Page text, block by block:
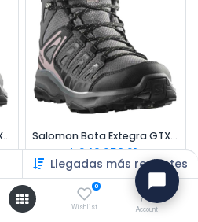
Llegadas más recientes
0
Wishlist Account
Salomon Bota Extegra GTX M Salomon Bota Extegra GTX W
$249.258,21